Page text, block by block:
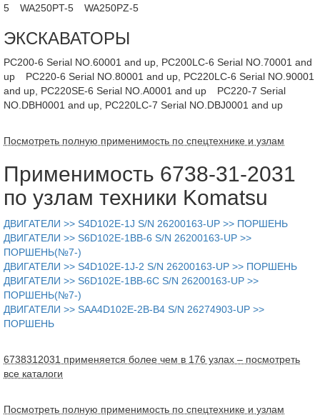
5
WA250PT-5 WA250PZ-5
ЭКСКАВАТОРЫ
PC200-6 Serial NO.60001 and up, PC200LC-6 Serial NO.70001 and
up
PC220-6 Serial NO.80001 and up, PC220LC-6 Serial NO.90001
and up, PC220SE-6 Serial NO.A0001 and up
PC220-7 Serial
NO.DBH0001 and up, PC220LC-7 Serial NO.DBJ0001 and up
Посмотреть полную применимость по спецтехнике и узлам
Применимость 6738-31-2031
по узлам техники Komatsu
ДВИГАТЕЛИ >> S4D102E-1J S/N 26200163-UP >> ПОРШЕНЬ
ДВИГАТЕЛИ >> S6D102E-1BB-6 S/N 26200163-UP >>
ПОРШЕНЬ(№7-)
ДВИГАТЕЛИ >> S4D102E-1J-2 S/N 26200163-UP >> ПОРШЕНЬ
ДВИГАТЕЛИ >> S6D102E-1BB-6C S/N 26200163-UP >>
ПОРШЕНЬ(№7-)
ДВИГАТЕЛИ >> SAA4D102E-2B-B4 S/N 26274903-UP >>
ПОРШЕНЬ
6738312031 применяется более чем в 176 узлах – посмотреть
все каталоги
Посмотреть полную применимость по спецтехнике и узлам